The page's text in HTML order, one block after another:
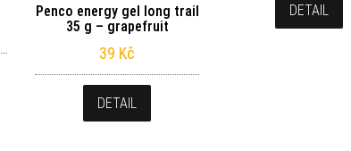
Penco energy gel long trail
35 g – grapefruit
39 Kč
DETAIL
DETAIL